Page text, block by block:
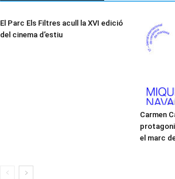
El Parc Els Filtres acull la XVI edició
del cinema d’estiu
Carmen
el marc